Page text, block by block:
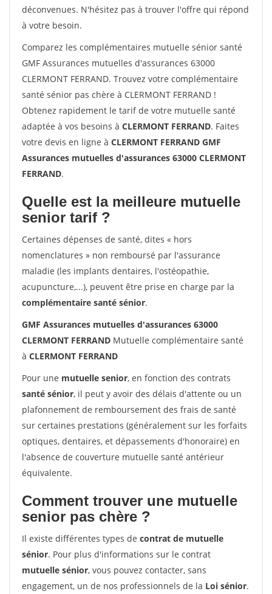
déconvenues. N'hésitez pas à trouver l'offre qui répond
à votre besoin.
Comparez les complémentaires mutuelle sénior santé
GMF Assurances mutuelles d'assurances 63000
CLERMONT FERRAND. Trouvez votre complémentaire
santé sénior pas chère à CLERMONT FERRAND !
Obtenez rapidement le tarif de votre mutuelle santé
adaptée à vos besoins à CLERMONT FERRAND. Faites
votre devis en ligne à CLERMONT FERRAND GMF
Assurances mutuelles d'assurances 63000 CLERMONT
FERRAND.
Quelle est la meilleure mutuelle
senior tarif ?
Certaines dépenses de santé, dites « hors
nomenclatures » non remboursé par l'assurance
maladie (les implants dentaires, l'ostéopathie,
acupuncture,...), peuvent être prise en charge par la
complémentaire santé sénior.
GMF Assurances mutuelles d'assurances 63000
CLERMONT FERRAND Mutuelle complémentaire santé
à CLERMONT FERRAND
Pour une mutuelle senior, en fonction des contrats
santé sénior, il peut y avoir des délais d'attente ou un
plafonnement de remboursement des frais de santé
sur certaines prestations (généralement sur les forfaits
optiques, dentaires, et dépassements d'honoraire) en
l'absence de couverture mutuelle santé antérieur
équivalente.
Comment trouver une mutuelle
senior pas chère ?
Il existe différentes types de contrat de mutuelle
sénior. Pour plus d'informations sur le contrat
mutuelle sénior, vous pouvez contacter, sans
engagement, un de nos professionnels de la Loi sénior.